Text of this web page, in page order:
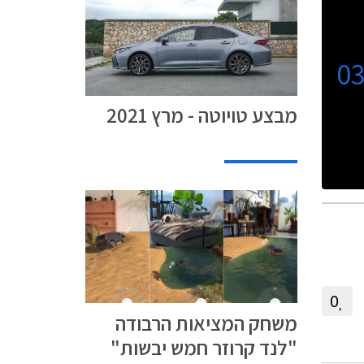
0
מבצע טויוטה - מרץ 2021
משחק המציאות הרבודה
"לנד קרוזר חמש יבשות"